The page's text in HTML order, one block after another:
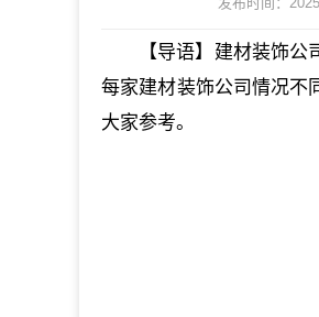
【导语】建材装饰
每家建材装饰公司情况不
大家参考。